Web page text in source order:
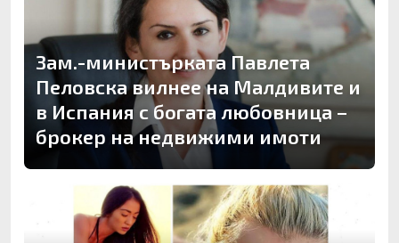
Зам.-министърката Павлета
Пеловска вилнее на Малдивите и
в Испания с богата любовница –
брокер на недвижими имоти